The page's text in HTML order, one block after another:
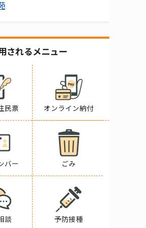
されるメニュー
民票 オンライン納付
バー ごみ
談 予防接種